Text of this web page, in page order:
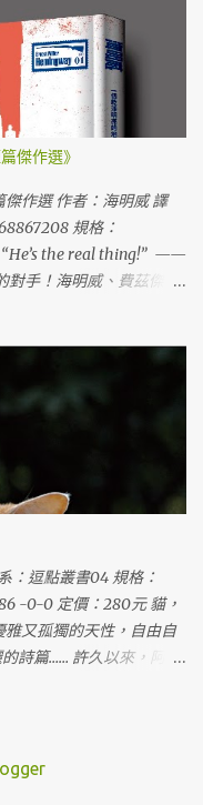
一片葉子，張開書頁隨
字句之間，總讓人憶起
的緬懷。 ------ 周禹含，
你覺得自己非常陽光又
一直在找有沒有藥可以
讓它完全消失不會被找
不被發現，有些東西確
的鉛筆留下的痕跡。 」
應在樹林當中，而若要
過這些充滿美好教養與
難以言述的悲傷 ── 就像
，總是比她的文字，早
過時間，周禹含的第一
因著純粹、因著信仰，
有了記憶，而能全身而
此期待。」 ── 羅毓嘉
春成長主題電影，某些
語》，當然少女處理成
文字之中，讓我看見並
」 ── 謝三進 逗點文創
傑作選》
作選 作者：海明威 譯
規格：
“He’s the real thing!” ——
手！海明威、費茲傑
計畫，正式啟動！ ☆ 喬
個乾淨明亮的地方〉嗎？
的一篇短篇小說。」
：逗點叢書04 規格：
-0-0 定價：280元 貓，
又孤獨的天性，自由自
詩篇…… 許久以來，阿圖
與終身的學習中，阿圖